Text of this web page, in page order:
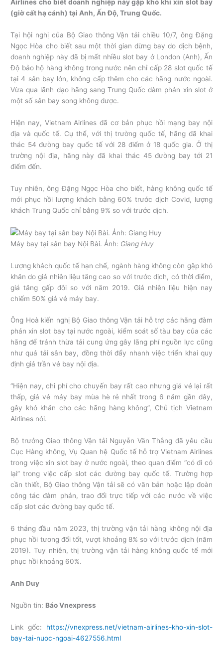
Airlines cho biết doanh nghiệp này gặp khó khi xin slot bay
(giờ cất hạ cánh) tại Anh, Ấn Độ, Trung Quốc.
Tại hội nghị của Bộ Giao thông Vận tải chiều 10/7, ông Đặng
Ngọc Hòa cho biết sau một thời gian dừng bay do dịch bệnh,
doanh nghiệp này đã bị mất nhiều slot bay ở London (Anh), Ấn
Độ bảo hộ hàng không trong nước nên chỉ cấp 28 slot quốc tế
tại 4 sân bay lớn, không cấp thêm cho các hãng nước ngoài.
Vừa qua lãnh đạo hãng sang Trung Quốc đàm phán xin slot ở
một số sân bay song không được.
Hiện nay, Vietnam Airlines đã cơ bản phục hồi mạng bay nội
địa và quốc tế. Cụ thể, với thị trường quốc tế, hãng đã khai
thác 54 đường bay quốc tế với 28 điểm ở 18 quốc gia. Ở thị
trường nội địa, hãng này đã khai thác 45 đường bay tới 21
điểm đến.
Tuy nhiên, ông Đặng Ngọc Hòa cho biết, hàng không quốc tế
mới phục hồi lượng khách bằng 60% trước dịch Covid, lượng
khách Trung Quốc chỉ bằng 9% so với trước dịch.
Máy bay tại sân bay Nội Bài. Ảnh: Giang Huy
Lượng khách quốc tế hạn chế, ngành hàng không còn gặp khó
khăn do giá nhiên liệu tăng cao so với trước dịch, có thời điểm,
giá tăng gấp đôi so với năm 2019. Giá nhiên liệu hiện nay
chiếm 50% giá vé máy bay.
Ông Hoà kiến nghị Bộ Giao thông Vận tải hỗ trợ các hãng đàm
phán xin slot bay tại nước ngoài, kiểm soát số tàu bay của các
hãng để tránh thừa tải cung ứng gây lãng phí nguồn lực cũng
như quá tải sân bay, đồng thời đẩy nhanh việc triển khai quy
định giá trần vé bay nội địa.
“Hiện nay, chi phí cho chuyến bay rất cao nhưng giá vé lại rất
thấp, giá vé máy bay mùa hè rẻ nhất trong 6 năm gần đây,
gây khó khăn cho các hãng hàng không”, Chủ tịch Vietnam
Airlines nói.
Bộ trưởng Giao thông Vận tải Nguyễn Văn Thắng đã yêu cầu
Cục Hàng không, Vụ Quan hệ Quốc tế hỗ trợ Vietnam Airlines
trong việc xin slot bay ở nước ngoài, theo quan điểm “có đi có
lại” trong việc cấp slot các đường bay quốc tế. Trường hợp
cần thiết, Bộ Giao thông Vận tải sẽ có văn bản hoặc lập đoàn
công tác đàm phán, trao đổi trực tiếp với các nước về việc
cấp slot các đường bay quốc tế.
6 tháng đầu năm 2023, thị trường vận tải hàng không nội địa
phục hồi tương đối tốt, vượt khoảng 8% so với trước dịch (năm
2019). Tuy nhiên, thị trường vận tải hàng không quốc tế mới
phục hồi khoảng 60%.
Anh Duy
Nguồn tin: Báo Vnexpress
Link gốc: https://vnexpress.net/vietnam-airlines-kho-xin-slot-
bay-tai-nuoc-ngoai-4627556.html